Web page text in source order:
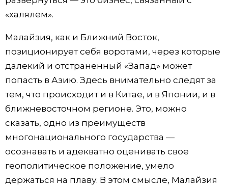
«халялем».
Малайзия, как и Ближний Восток,
позиционирует себя воротами, через которые
далекий и отстраненный «Запад» может
попасть в Азию. Здесь внимательно следят за
тем, что происходит и в Китае, и в Японии, и в
ближневосточном регионе. Это, можно
сказать, одно из преимуществ
многонационального государства —
осознавать и адекватно оценивать свое
геополитическое положение, умело
держаться на плаву. В этом смысле, Малайзия